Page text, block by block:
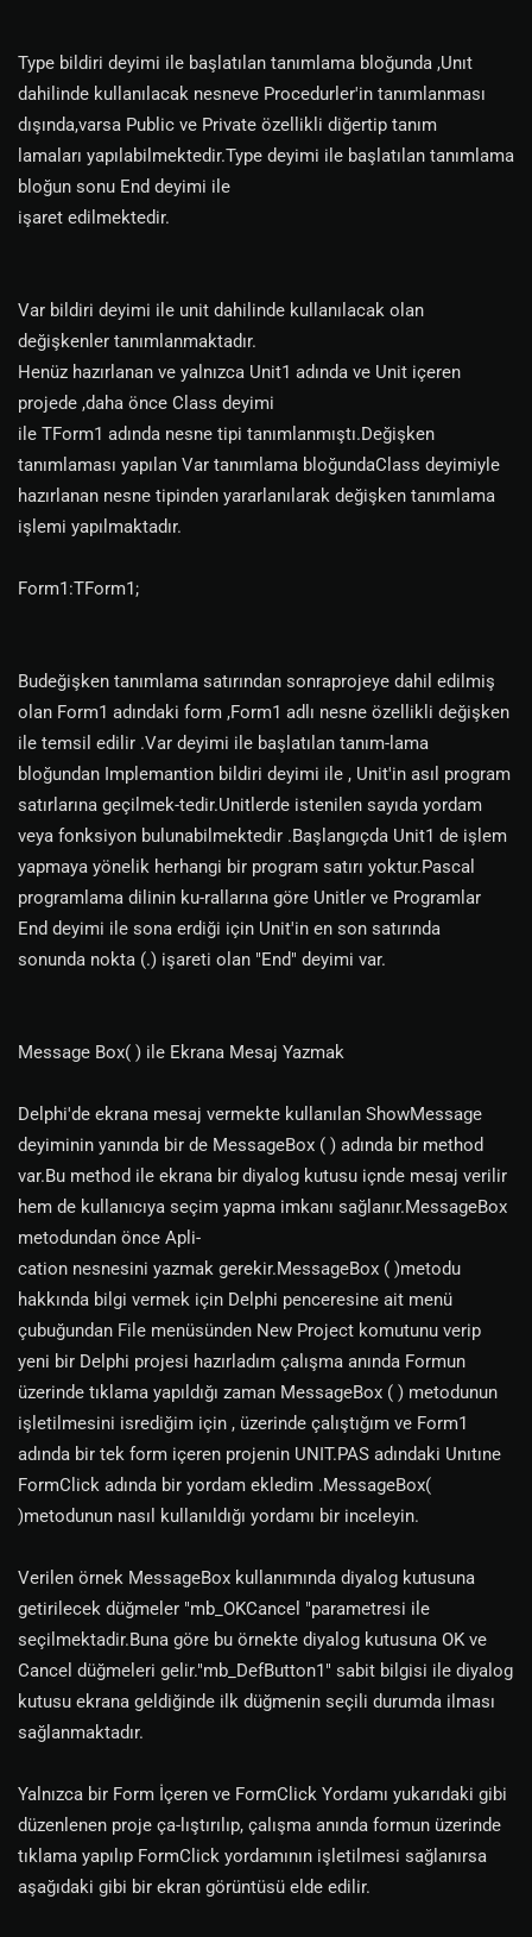
Type bildiri deyimi ile başlatılan tanımlama bloğunda ,Unıt
dahilinde kullanılacak nesneve Procedurler'in tanımlanması
dışında,varsa Public ve Private özellikli diğertip tanım
lamaları yapılabilmektedir.Type deyimi ile başlatılan tanımlama
bloğun sonu End deyimi ile
işaret edilmektedir.
Var bildiri deyimi ile unit dahilinde kullanılacak olan
değişkenler tanımlanmaktadır.
Henüz hazırlanan ve yalnızca Unit1 adında ve Unit içeren
projede ,daha önce Class deyimi
ile TForm1 adında nesne tipi tanımlanmıştı.Değişken
tanımlaması yapılan Var tanımlama bloğundaClass deyimiyle
hazırlanan nesne tipinden yararlanılarak değişken tanımlama
işlemi yapılmaktadır.
Form1:TForm1;
Budeğişken tanımlama satırından sonraprojeye dahil edilmiş
olan Form1 adındaki form ,Form1 adlı nesne özellikli değişken
ile temsil edilir .Var deyimi ile başlatılan tanım-lama
bloğundan Implemantion bildiri deyimi ile , Unit'in asıl program
satırlarına geçilmek-tedir.Unitlerde istenilen sayıda yordam
veya fonksiyon bulunabilmektedir .Başlangıçda Unit1 de işlem
yapmaya yönelik herhangi bir program satırı yoktur.Pascal
programlama dilinin ku-rallarına göre Unitler ve Programlar
End deyimi ile sona erdiği için Unit'in en son satırında
sonunda nokta (.) işareti olan "End" deyimi var.
Message Box( ) ile Ekrana Mesaj Yazmak
Delphi'de ekrana mesaj vermekte kullanılan ShowMessage
deyiminin yanında bir de MessageBox ( ) adında bir method
var.Bu method ile ekrana bir diyalog kutusu içnde mesaj verilir
hem de kullanıcıya seçim yapma imkanı sağlanır.MessageBox
metodundan önce Apli-
cation nesnesini yazmak gerekir.MessageBox ( )metodu
hakkında bilgi vermek için Delphi penceresine ait menü
çubuğundan File menüsünden New Project komutunu verip
yeni bir Delphi projesi hazırladım çalışma anında Formun
üzerinde tıklama yapıldığı zaman MessageBox ( ) metodunun
işletilmesini isrediğim için , üzerinde çalıştığım ve Form1
adında bir tek form içeren projenin UNIT.PAS adındaki Unıtıne
FormClick adında bir yordam ekledim .MessageBox(
)metodunun nasıl kullanıldığı yordamı bir inceleyin.
Verilen örnek MessageBox kullanımında diyalog kutusuna
getirilecek düğmeler "mb_OKCancel "parametresi ile
seçilmektadir.Buna göre bu örnekte diyalog kutusuna OK ve
Cancel düğmeleri gelir."mb_DefButton1" sabit bilgisi ile diyalog
kutusu ekrana geldiğinde ilk düğmenin seçili durumda ilması
sağlanmaktadır.
Yalnızca bir Form İçeren ve FormClick Yordamı yukarıdaki gibi
düzenlenen proje ça-lıştırılıp, çalışma anında formun üzerinde
tıklama yapılıp FormClick yordamının işletilmesi sağlanırsa
aşağıdaki gibi bir ekran görüntüsü elde edilir.